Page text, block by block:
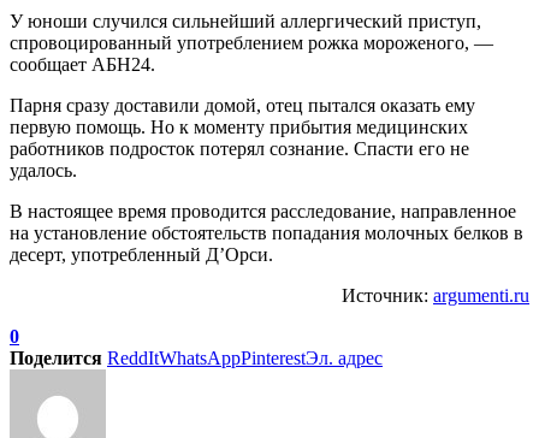
У юноши случился сильнейший аллергический приступ,
спровоцированный употреблением рожка мороженого, —
сообщает АБН24.
Парня сразу доставили домой, отец пытался оказать ему
первую помощь. Но к моменту прибытия медицинских
работников подросток потерял сознание. Спасти его не
удалось.
В настоящее время проводится расследование, направленное
на установление обстоятельств попадания молочных белков в
десерт, употребленный Д’Орси.
Источник: argumenti.ru
0
Поделится ReddItWhatsAppPinterestЭл. адрес